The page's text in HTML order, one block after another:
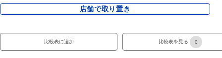
店舗で取り置き
比較表に追加 比較表を見る 0